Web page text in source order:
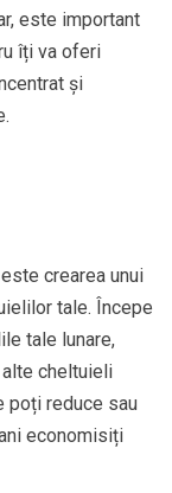
este important
îți va oferi
și
crearea unui
tale. Începe
tale lunare,
cheltuieli
poți reduce sau
economisiți